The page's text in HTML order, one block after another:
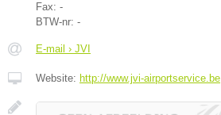
Fax: -
BTW-nr: -
E-mail › JVI
Website: http://www.jvi-airportservice.be